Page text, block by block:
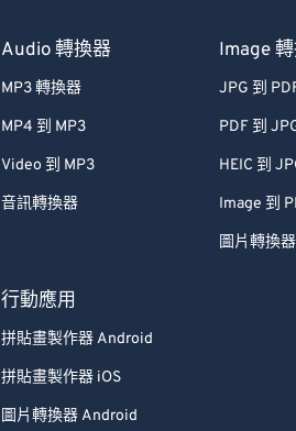
Audio 轉換器
MP3 轉換器
MP4 到 MP3
Video 到 MP3
音訊轉換器
Image
JPG 到
PDF 到
HEIC 到
Image 到
圖片轉換器
行動應用
拼貼畫製作器 Android
拼貼畫製作器 iOS
圖片轉換器 Android